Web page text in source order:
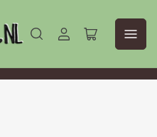
Aanmelden
Mini-
winkelwagen
openen